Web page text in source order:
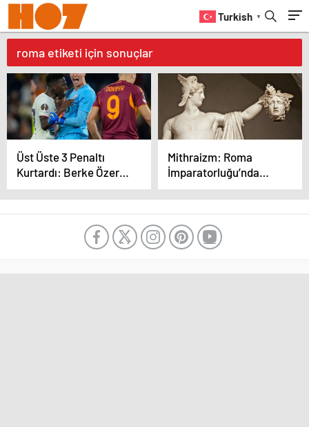
Turkish ▼
roma etiketi için sonuçlar
Üst Üste 3 Penaltı
Kurtardı: Berke Özer
Avrupa’yı Büyüledi
Mithraizm: Roma
İmparatorluğu’nda
Askerî ve Yönetsel
Gücün Gizemli Dini